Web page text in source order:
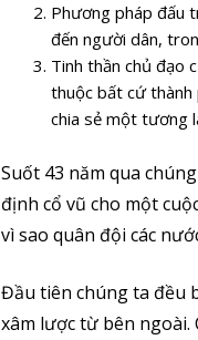
Phương pháp đấu
đến người dân,
Tinh thần chủ đạo
thuộc bất cứ thành
chia sẻ một tương
Suốt 43 năm qua
định cổ vũ cho một
vì sao quân đội các
Đầu tiên chúng ta đều
xâm lược từ bên